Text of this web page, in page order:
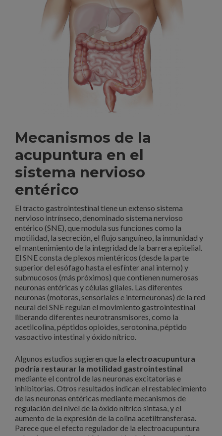
Mecanismos de la
acupuntura en el
sistema nervioso
entérico
El tracto gastrointestinal tiene un extenso sistema
nervioso intrínseco, denominado sistema nervioso
entérico (SNE), que modula sus funciones como la
motilidad, la secreción, el flujo sanguíneo, la inmunidad y
el mantenimiento de la integridad de la barrera epitelial.
El SNE consta de plexos mientéricos (desde la parte
superior del esófago hasta el esfínter anal interno) y
submucosos (más próximos) que contienen numerosas
neuronas entéricas y células gliales. Las diferentes
neuronas (motoras, sensoriales e interneuronas) de la red
neural del SNE regulan el movimiento gastrointestinal
liberando diferentes neurotransmisores, como la
acetilcolina, péptidos opioides, serotonina, péptido
vasoactivo intestinal y óxido nítrico.
Algunos estudios sugieren que la electroacupuntura
podría restaurar la motilidad gastrointestinal
mediante el control de las neuronas excitatorias e
inhibitorias. Otros resultados indican el restablecimiento
de las neuronas entéricas mediante mecanismos de
regulación del nivel de la óxido nítrico sintasa, y el
aumento de la expresión de la colina acetiltransferasa.
Parece que el efecto regulador de la electroacupuntura